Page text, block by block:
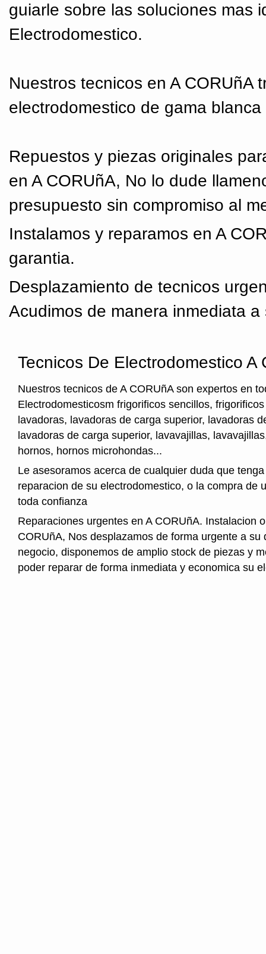
guiarle sobre las soluciones mas
Electrodomestico.
Nuestros tecnicos en A CORUñA
electrodomestico de gama
Repuestos y piezas originales
en A CORUñA, No lo dude
presupuesto sin compromiso al
Instalamos y reparamos en A
garantia.
Desplazamiento de tecnicos
Acudimos de manera inmediata
Tecnicos De Electrodomestico A
Nuestros tecnicos de A CORUñA son expertos en
Electrodomesticosm frigorificos sencillos,
lavadoras, lavadoras de carga superior, lavadoras
lavadoras de carga superior, lavavajillas,
hornos, hornos microhondas...
Le asesoramos acerca de cualquier duda que
reparacion de su electrodomestico, o la compra de
toda confianza
Reparaciones urgentes en A CORUñA. Instalacion
CORUñA, Nos desplazamos de forma urgente a su
negocio, disponemos de amplio stock de piezas y
poder reparar de forma inmediata y economica su